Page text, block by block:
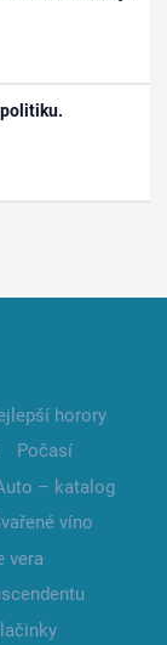
horory
Počasí
– katalog
víno
vera